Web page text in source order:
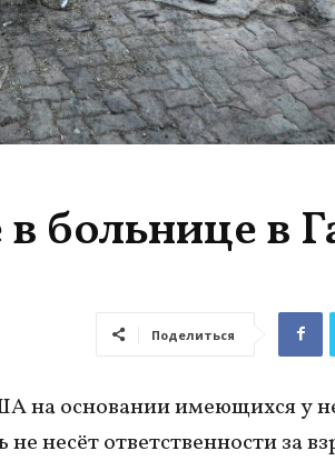
больнице в
Поделиться
на основании имеющихся у
несёт ответственности за